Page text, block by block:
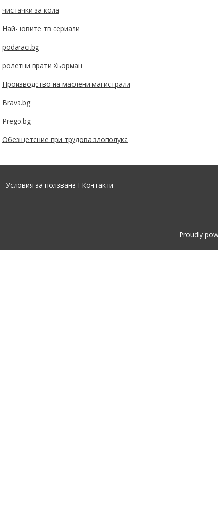
чистачки за кола
Най-новите тв сериали
podaraci.bg
ролетни врати Хьорман
Производство на маслени магистрали
Brava.bg
Prego.bg
Обезщетение при трудова злополука
Условия за ползване I Контакти
Proudly